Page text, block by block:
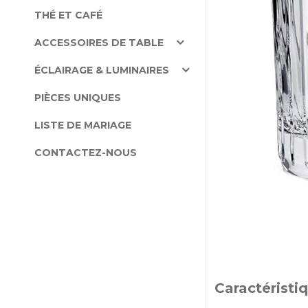
THÉ ET CAFÉ
ACCESSOIRES DE TABLE
ÉCLAIRAGE & LUMINAIRES
PIÈCES UNIQUES
LISTE DE MARIAGE
CONTACTEZ-NOUS